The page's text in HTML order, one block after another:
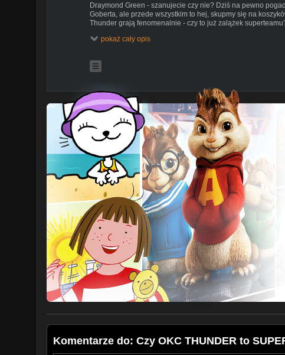
Draymond Green - szanujecie czy nie? Dziś na pewno
Goberta, ale przede wszystkim to hej, skupmy się na
Thunder grają fenomenalnie - czy to już zalążek
sezonu to nie przypadek (dalej są świetni). Dodatkowo: Chet
rozmawiają na aktualne oraz interesujące ich tematy ze
bit w intro: bvdy47
1. KULTURKA - jesteśmy gospodarzami przesympatycznej,
PSNBA. Jeśli ktoś robi problemy na naszej
wylatuje bez ostrzeżenia :).
2. DONEJTY - wyłączamy je około pół godziny po
wesprzeć lub zadać pytanie to lepiej na początku :). Na
programu.
3. CZAT - to miejsce dla Was, ale nie spamujcie proszę i
chcielibyście być traktowani.
4. CEL - robimy ten program po to, by dobrze rozpocząć
największej pasji. Rozgośćcie się i bawcie się dobrze co
Jestem Keepthebeat i robię filmy o koszykówce.
ZASUBSKRYBUJ -https://bit.ly/zostawSUBAdlaKTB
WSPÓŁPRACA / REKLAMA - keepthebeat8@gmail.com
http://www.keepthebeat.pl
INSTAGRAM -https://www.instagram.com/keepthebeat88
pokaż cały opis
Komentarze do: Czy OKC THUNDER to